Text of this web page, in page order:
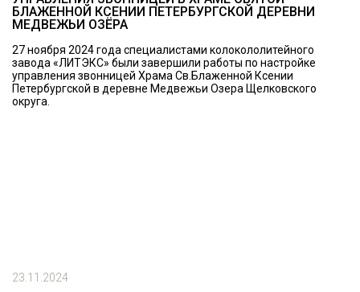
БЛАЖЕННОЙ КСЕНИИ ПЕТЕРБУРГСКОЙ ДЕРЕВНИ
МЕДВЕЖЬИ ОЗЁРА
27 ноября 2024 года специалистами колокололитейного
завода «ЛИТЭКС» были завершили работы по настройке
управления звонницей Храма Св.Блаженной Ксении
Петербургской в деревне Медвежьи Озера Щелковского
округа.
23.11.2024